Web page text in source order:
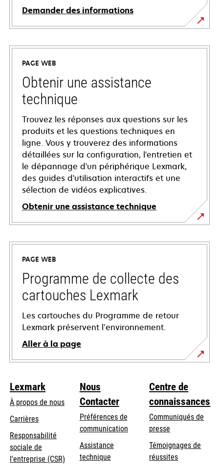
Demander des informations
PAGE WEB
Obtenir une assistance
technique
Trouvez les réponses aux questions sur les
produits et les questions techniques en
ligne. Vous y trouverez des informations
détaillées sur la configuration, l'entretien et
le dépannage d'un périphérique Lexmark,
des guides d'utilisation interactifs et une
sélection de vidéos explicatives.
Obtenir une assistance technique
s’ouvre
dans
nouvel
onglet
PAGE WEB
Programme de collecte des
cartouches Lexmark
Les cartouches du Programme de retour
Lexmark préservent l’environnement.
Aller à la page
Lexmark
À propos de nous
Carrières
s’ouvre
dans
un
Responsabilité
sociale de
l'entreprise (CSR) s’ouvre
Nous
Contacter
Préférences de
communication
s’ouvre
dans
Assistance
techniques’ouvre
Centre de
connaissances
Communiqués de
presse
Témoignages de
réussites